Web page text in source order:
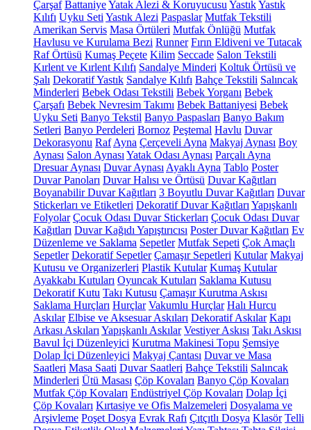
Çarşaf BattaniyeYatak Alezi & Koruyucusu YastıkYastık
Kılıfı Uyku Seti Yastık Alezi Paspaslar Mutfak Tekstili
Amerikan Servis Masa Örtüleri Mutfak Önlüğü Mutfak
Havlusu ve Kurulama Bezi Runner Fırın Eldiveni ve Tutacak
Raf Örtüsü Kumaş Peçete Kilim Seccade Salon Tekstili
Kırlent ve Kırlent Kılıfı Sandalye Minderi Koltuk Örtüsü ve
Şalı Dekoratif Yastık Sandalye Kılıfı Bahçe Tekstili Salıncak
Minderleri Bebek Odası Tekstili Bebek Yorganı Bebek
Çarşafı Bebek Nevresim Takımı Bebek Battaniyesi Bebek
Uyku Seti Banyo Tekstil Banyo Paspasları Banyo Bakım
Setleri Banyo Perdeleri Bornoz Peştemal Havlu Duvar
Dekorasyonu Raf Ayna Çerçeveli Ayna Makyaj Aynası Boy
Aynası Salon Aynası Yatak Odası Aynası Parçalı Ayna
Dresuar Aynası Duvar Aynası Ayaklı Ayna Tablo Poster
Duvar Panoları Duvar Halısı ve Örtüsü Duvar Kağıtları
Boyanabilir Duvar Kağıtları 3 Boyutlu Duvar Kağıtları Duvar
Stickerları ve Etiketleri Dekoratif Duvar Kağıtları Yapışkanlı
Folyolar Çocuk Odası Duvar Stickerları Çocuk Odası Duvar
Kağıtları Duvar Kağıdı Yapıştırıcısı Poster Duvar Kağıtları Ev
Düzenleme ve Saklama Sepetler Mutfak Sepeti Çok Amaçlı
Sepetler Dekoratif Sepetler Çamaşır Sepetleri Kutular Makyaj
Kutusu ve Organizerleri Plastik Kutular Kumaş Kutular
Ayakkabı Kutuları Oyuncak Kutuları Saklama Kutusu
Dekoratif Kutu Takı Kutusu Çamaşır Kurutma Askısı
Saklama Hurçları Hurçlar Vakumlu Hurçlar Halı Hurcu
Askılar Elbise ve Aksesuar Askıları Dekoratif Askılar Kapı
Arkası Askıları Yapışkanlı Askılar Vestiyer Askısı Takı Askısı
Bavul İçi Düzenleyici Kurutma Makinesi Topu Şemsiye
Dolap İçi Düzenleyici Makyaj Çantası Duvar ve Masa
Saatleri Masa Saati Duvar Saatleri Bahçe Tekstili Salıncak
Minderleri Ütü Masası Çöp Kovaları Banyo Çöp Kovaları
Mutfak Çöp Kovaları Endüstriyel Çöp Kovaları Dolap İçi
Çöp Kovaları Kırtasiye ve Ofis Malzemeleri Dosyalama ve
Arşivleme Poşet Dosya Evrak Rafı Çıtçıtlı Dosya Klasör Telli